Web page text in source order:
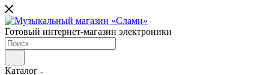
Готовый интернет-магазин электроники
Каталог